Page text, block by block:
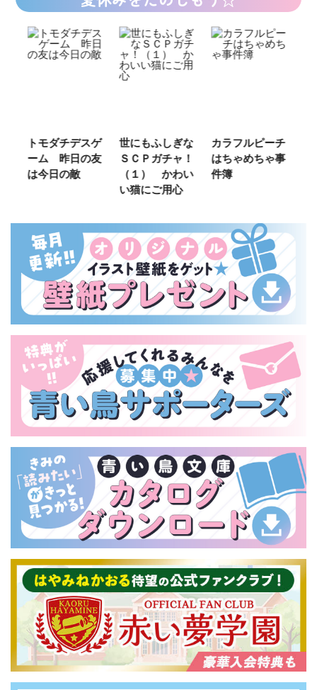
トモダチデスゲ
ーム 昨日の友
は今日の敵
世にもふしぎな
ＳＣＰガチャ！
（１） かわい
い猫にご用心
カラフルピーチ
はちゃめちゃ事
件簿